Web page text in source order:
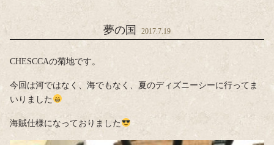
夢の国 2017.7.19
CHESCCAの菊地です。
今回は河ではなく、海でもなく、夏のディズニーシーに行ってま
いりました
海賊仕様になっておりました